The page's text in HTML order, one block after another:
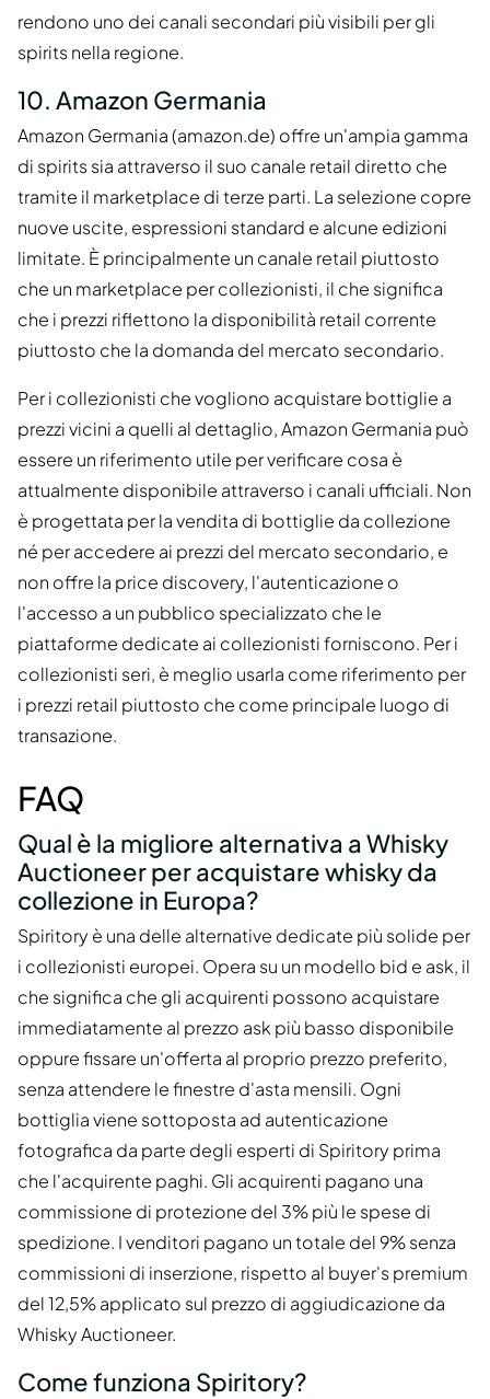
rendono uno dei canali secondari più visibili per gli
spirits nella regione.
10. Amazon Germania
Amazon Germania (amazon.de) offre un'ampia gamma
di spirits sia attraverso il suo canale retail diretto che
tramite il marketplace di terze parti. La selezione copre
nuove uscite, espressioni standard e alcune edizioni
limitate. È principalmente un canale retail piuttosto
che un marketplace per collezionisti, il che significa
che i prezzi riflettono la disponibilità retail corrente
piuttosto che la domanda del mercato secondario.
Per i collezionisti che vogliono acquistare bottiglie a
prezzi vicini a quelli al dettaglio, Amazon Germania può
essere un riferimento utile per verificare cosa è
attualmente disponibile attraverso i canali ufficiali. Non
è progettata per la vendita di bottiglie da collezione
né per accedere ai prezzi del mercato secondario, e
non offre la price discovery, l'autenticazione o
l'accesso a un pubblico specializzato che le
piattaforme dedicate ai collezionisti forniscono. Per i
collezionisti seri, è meglio usarla come riferimento per
i prezzi retail piuttosto che come principale luogo di
transazione.
FAQ
Qual è la migliore alternativa a Whisky
Auctioneer per acquistare whisky da
collezione in Europa?
Spiritory è una delle alternative dedicate più solide per
i collezionisti europei. Opera su un modello bid e ask, il
che significa che gli acquirenti possono acquistare
immediatamente al prezzo ask più basso disponibile
oppure fissare un'offerta al proprio prezzo preferito,
senza attendere le finestre d'asta mensili. Ogni
bottiglia viene sottoposta ad autenticazione
fotografica da parte degli esperti di Spiritory prima
che l'acquirente paghi. Gli acquirenti pagano una
commissione di protezione del 3% più le spese di
spedizione. I venditori pagano un totale del 9% senza
commissioni di inserzione, rispetto al buyer's premium
del 12,5% applicato sul prezzo di aggiudicazione da
Whisky Auctioneer.
Come funziona Spiritory?